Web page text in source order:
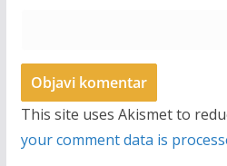
This site uses Akismet to
your comment data is